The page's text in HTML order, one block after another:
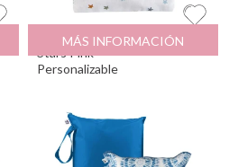
Bolsa Pañales Little
Stars Pink
Personalizable
12.95
MÁS INFORMACIÓN